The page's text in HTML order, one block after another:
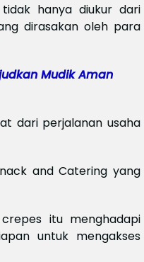
hanya diukur dari
dirasakan oleh para
Mudik Aman
dari perjalanan usaha
and Catering yang
itu menghadapi
untuk mengakses